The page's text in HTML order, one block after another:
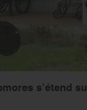
s’étend